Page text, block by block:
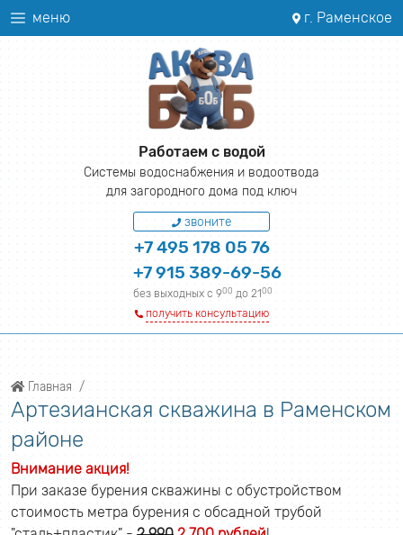
меню г. Раменское
Работаем с водой
Системы водоснабжения и водоотвода
для загородного дома под ключ
звоните
+7 495 178 05 76
+7 915 389-69-56
без выходных с 900 до 2100
получить консультацию
Главная
Артезианская скважина в Раменском
районе
Внимание акция!
При заказе бурения скважины с обустройством
стоимость метра бурения с обсадной трубой